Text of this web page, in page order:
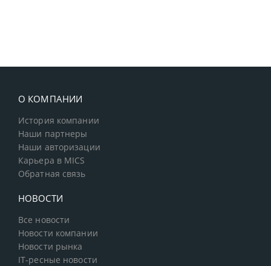
О КОМПАНИИ
История компании
Наши партнеры
Наши авторизации
Карьера в MICS
Обратная связь
НОВОСТИ
Все новости
Новости компании
Новости рынка
IT-ресные новости